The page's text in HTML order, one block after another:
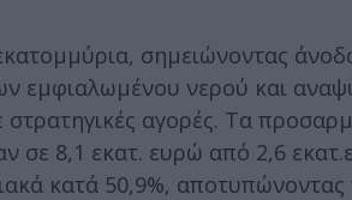
σημειώνοντας
εμφιαλωμένου νερού και
στρατηγικές αγορές. Τα
σε 8,1 εκατ. ευρώ από 2,6
κατά 50,9%, αποτυπώνοντας